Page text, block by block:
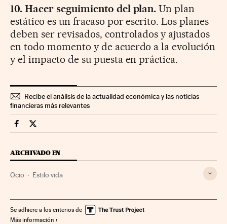
10. Hacer seguimiento del plan. Un plan
estático es un fracaso por escrito. Los planes
deben ser revisados, controlados y ajustados
en todo momento y de acuerdo a la evolución
y el impacto de su puesta en práctica.
Recibe el análisis de la actualidad económica y las noticias
financieras más relevantes
Fortunas Cinco Días en Facebook
Fortunas Cinco Días en Twitter
ARCHIVADO EN
Ocio Estilo vida
Se adhiere a los criterios de
Más información